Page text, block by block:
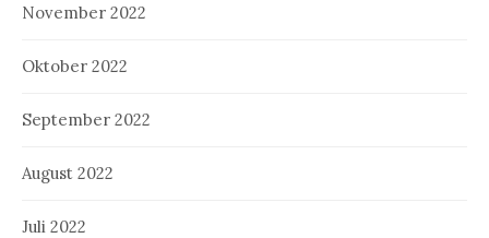
November 2022
Oktober 2022
September 2022
August 2022
Juli 2022